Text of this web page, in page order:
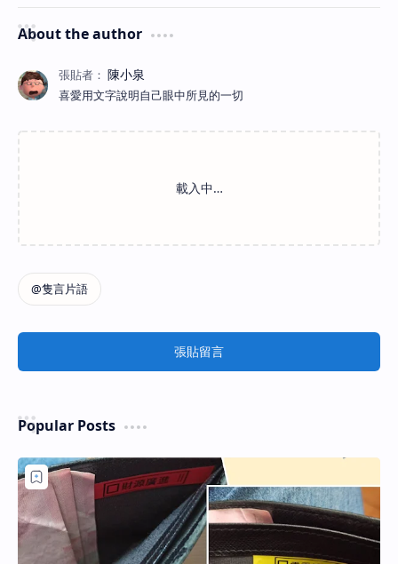
About the author
喜愛用文字說明自己眼中所見的一切
張貼留言
Popular Posts